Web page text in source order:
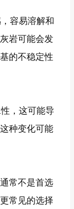
容易溶解和
岩可能会发
的不稳定性
，这可能导
种变化可能
常不是首选
常见的选择